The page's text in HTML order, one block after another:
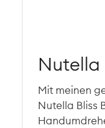
Nutella
Mit meinen
Nutella Bliss